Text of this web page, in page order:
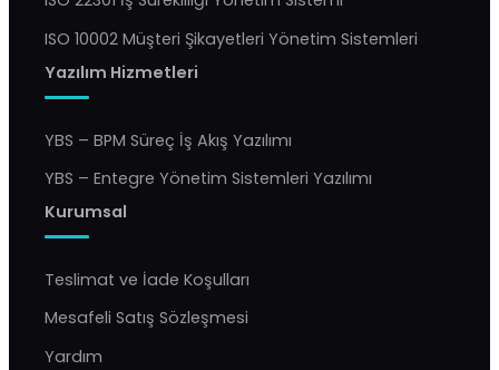
ISO 10002 Müşteri Şikayetleri Yönetim Sistemleri
Yazılım Hizmetleri
YBS – BPM Süreç İş Akış Yazılımı
YBS – Entegre Yönetim Sistemleri Yazılımı
Kurumsal
Teslimat ve İade Koşulları
Mesafeli Satış Sözleşmesi
Yardım